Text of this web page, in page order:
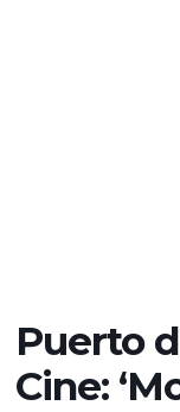
Puerto
Cine: